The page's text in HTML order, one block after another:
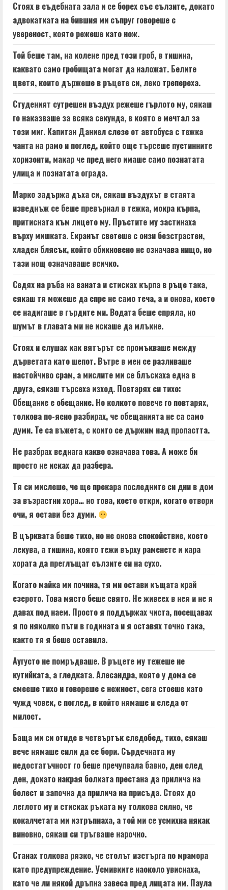
R
e
a
d
i
n
g
Стоях в съдебната зала и се борех със сълзите, докато
адвокатката на бившия ми съпруг говореше с
увереност, която режеше като нож.
Той беше там, на колене пред този гроб, в тишина,
каквато само гробищата могат да наложат. Белите
цветя, които държеше в ръцете си, леко трепереха.
Студеният сутрешен въздух режеше гърлото му, сякаш
го наказваше за всяка секунда, в която е мечтал за
този миг. Капитан Даниел слезе от автобуса с тежка
чанта на рамо и поглед, който още търсеше пустинните
хоризонти, макар че пред него имаше само познатата
улица и познатата ограда.
Марко задържа дъха си, сякаш въздухът в стаята
изведнъж се беше превърнал в тежка, мокра кърпа,
притисната към лицето му. Пръстите му застинаха
върху мишката. Екранът светеше с онзи безстрастен,
хладен блясък, който обикновено не означава нищо, но
тази нощ означаваше всичко.
Седях на ръба на ваната и стисках кърпа в ръце така,
сякаш тя можеше да спре не само теча, а и онова, което
се надигаше в гърдите ми. Водата беше спряла, но
шумът в главата ми не искаше да млъкне.
Стоях и слушах как вятърът се промъкваше между
дърветата като шепот. Вътре в мен се разливаше
настойчиво срам, а мислите ми се блъскаха една в
друга, сякаш търсеха изход. Повтарях си тихо:
Обещание е обещание. Но колкото повече го повтарях,
толкова по-ясно разбирах, че обещанията не са само
думи. Те са въжета, с които се държим над пропастта.
Не разбрах веднага какво означава това. А може би
просто не исках да разбера.
Тя си мислеше, че ще прекара последните си дни в дом
за възрастни хора… но това, което откри, когато отвори
очи, я остави без думи.
В църквата беше тихо, но не онова спокойствие, което
лекува, а тишина, която тежи върху раменете и кара
хората да преглъщат сълзите си на сухо.
Когато майка ми почина, тя ми остави къщата край
езерото. Това място беше свято. Не живеех в нея и не я
давах под наем. Просто я поддържах чиста, посещавах
я по няколко пъти в годината и я оставях точно така,
както тя я беше оставила.
Аугусто не помръдваше. В ръцете му тежеше не
кутийката, а гледката. Алесандра, която у дома се
смееше тихо и говореше с нежност, сега стоеше като
чужд човек, с поглед, в който нямаше и следа от
милост.
Баща ми си отиде в четвъртък следобед, тихо, сякаш
вече нямаше сили да се бори. Сърдечната му
недостатъчност го беше пречупвала бавно, ден след
ден, докато накрая болката престана да прилича на
болест и започна да прилича на присъда. Стоях до
леглото му и стисках ръката му толкова силно, че
кокалчетата ми изтръпнаха, а той ми се усмихна някак
виновно, сякаш си тръгваше нарочно.
Станах толкова рязко, че столът изстърга по мрамора
като предупреждение. Усмивките наоколо увиснаха,
като че ли някой дръпна завеса пред лицата им. Паула